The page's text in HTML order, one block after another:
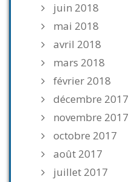
juin 2018
mai 2018
avril 2018
mars 2018
février 2018
décembre 2017
novembre 2017
octobre 2017
août 2017
juillet 2017